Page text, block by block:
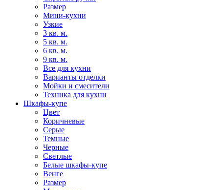
Размер
Мини-кухни
Узкие
3 кв. м.
5 кв. м.
6 кв. м.
9 кв. м.
Все для кухни
Варианты отделки
Мойки и смесители
Техника для кухни
Шкафы-купе
Цвет
Коричневые
Серые
Темные
Черные
Светлые
Белые шкафы-купе
Венге
Размер